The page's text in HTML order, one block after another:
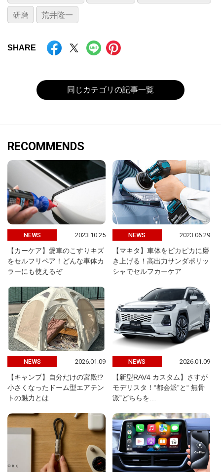
研磨 荒井隆一
SHARE
同じカテゴリの記事一覧
RECOMMENDS
NEWS 2023.10.25
【カーケア】愛車のこすりキズ
をセルフリペア！どんな車体カ
ラーにも使えるぞ
NEWS 2023.06.29
【マキタ】車体をピカピカに磨
き上げる！高出力サンダポリッ
シャでセルフカーケア
NEWS 2026.01.09
【キャンプ】自分だけの宮殿!?
小さくなったドーム型エアテン
トの魅力とは
NEWS 2026.01.09
【新型RAV4 カスタム】さすが
モデリスタ！“都会派”と“ 無骨
派”どちらを…